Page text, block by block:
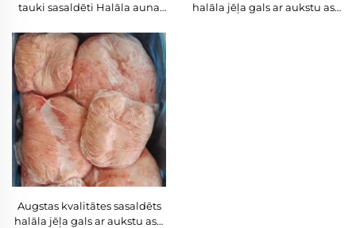
tauki sasaldēti Halāla auna
pārdošanai
halāla jēļa gals ar aukstu asti
Augstas kvalitātes sasaldēts
halāla jēļa gals ar aukstu asti